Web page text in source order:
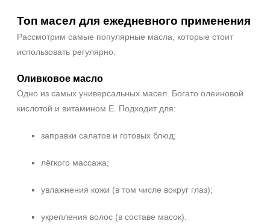
100 мл
120 мл
Ингредиенты
AHA-кислоты
Аминокислоты
Вечер
Топ масел для ежедневного применения
Рассмотрим самые популярные масла, которые стоит
использовать регулярно.
Оливковое масло
Одно из самых универсальных масел. Богато олеиновой
кислотой и витамином E. Подходит для:
заправки салатов и готовых блюд;
лёгкого массажа;
увлажнения кожи (в том числе вокруг глаз);
укрепления волос (в составе масок).